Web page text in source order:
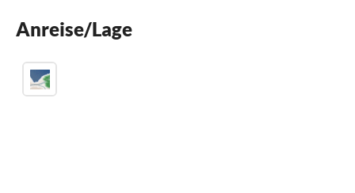
Waschmaschine
Anreise/Lage